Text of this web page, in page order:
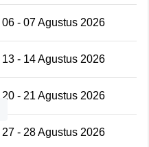
06 - 07 Agustus 2026
13 - 14 Agustus 2026
20 - 21 Agustus 2026
27 - 28 Agustus 2026